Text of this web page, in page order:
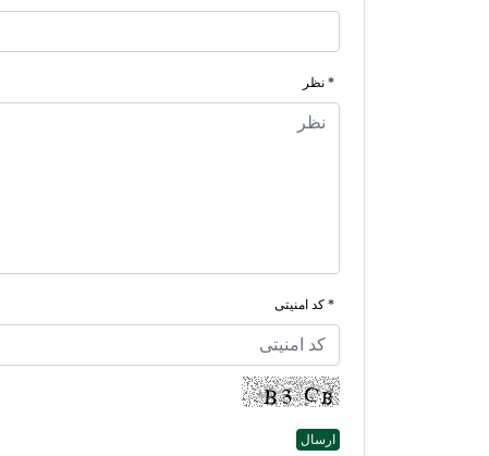
* نظر
* کد امنیتی